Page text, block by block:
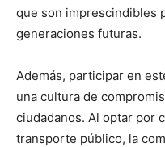
que son imprescindibles
generaciones futuras.
Además, participar en
una cultura de
ciudadanos. Al optar por
transporte público, la